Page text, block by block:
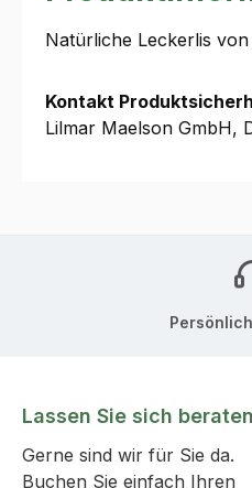
Natürliche Leckerlis
Kontakt
Lilmar Maelson GmbH,
Lassen Sie sich
Gerne sind wir für Sie da.
Buchen Sie einfach Ihren